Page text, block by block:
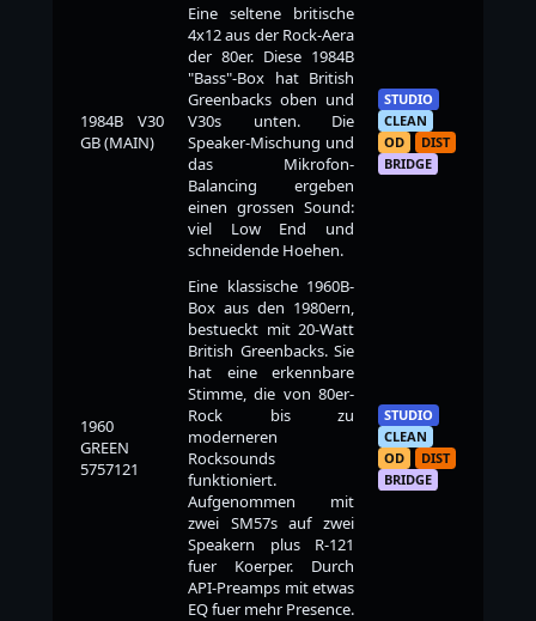
1984B V30
GB (MAIN)
Eine seltene britische
4x12 aus der Rock-Aera
der 80er. Diese 1984B
"Bass"-Box hat British
Greenbacks oben und
V30s unten. Die
Speaker-Mischung und
das Mikrofon-
Balancing ergeben
einen grossen Sound:
viel Low End und
schneidende Hoehen.
STUDIO
CLEAN
OD
DIST
BRIDGE
1960
GREEN
5757121
Eine klassische 1960B-
Box aus den 1980ern,
bestueckt mit 20-Watt
British Greenbacks. Sie
hat eine erkennbare
Stimme, die von 80er-
Rock bis zu
moderneren
Rocksounds
funktioniert.
Aufgenommen mit
zwei SM57s auf zwei
Speakern plus R-121
fuer Koerper. Durch
API-Preamps mit etwas
EQ fuer mehr Presence.
STUDIO
CLEAN
OD
DIST
BRIDGE